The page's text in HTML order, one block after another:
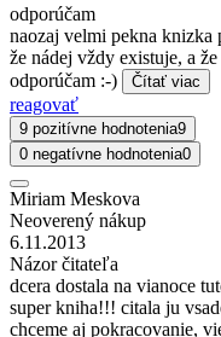
odporúčam
naozaj velmi pekna knizka
že nádej vždy existuje, a
odporúčam :-)
Čítať viac
reagovať
9 pozitívne hodnotenia9
0 negatívne hodnotenia0
Miriam Meskova
Neoverený nákup
6.11.2013
Názor čitateľa
dcera dostala na vianoce
super kniha!!! citala ju
chceme aj pokracovanie,